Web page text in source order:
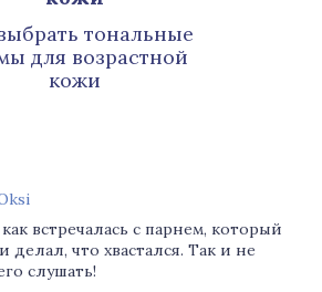
тональные
для возрастной
кожи
встречалась с парнем, который
делал, что хвастался. Так и не
слушать!